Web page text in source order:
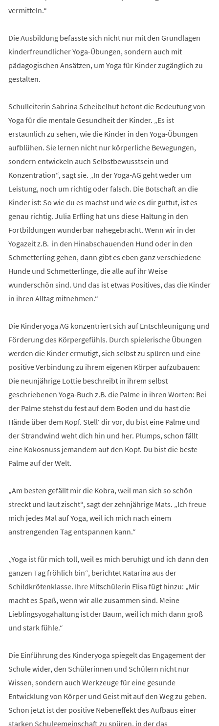
vermitteln.“
Die Ausbildung befasste sich nicht nur mit den Grundlagen
kinderfreundlicher Yoga-Übungen, sondern auch mit
pädagogischen Ansätzen, um Yoga für Kinder zugänglich zu
gestalten.
Schulleiterin Sabrina Scheibelhut betont die Bedeutung von
Yoga für die mentale Gesundheit der Kinder. „Es ist
erstaunlich zu sehen, wie die Kinder in den Yoga-Übungen
aufblühen. Sie lernen nicht nur körperliche Bewegungen,
sondern entwickeln auch Selbstbewusstsein und
Konzentration“, sagt sie. „In der Yoga-AG geht weder um
Leistung, noch um richtig oder falsch. Die Botschaft an die
Kinder ist: So wie du es machst und wie es dir guttut, ist es
genau richtig. Julia Erfling hat uns diese Haltung in den
Fortbildungen wunderbar nahegebracht. Wenn wir in der
Yogazeit z.B. in den Hinabschauenden Hund oder in den
Schmetterling gehen, dann gibt es eben ganz verschiedene
Hunde und Schmetterlinge, die alle auf ihr Weise
wunderschön sind. Und das ist etwas Positives, das die Kinder
in ihren Alltag mitnehmen.“
Die Kinderyoga AG konzentriert sich auf Entschleunigung und
Förderung des Körpergefühls. Durch spielerische Übungen
werden die Kinder ermutigt, sich selbst zu spüren und eine
positive Verbindung zu ihrem eigenen Körper aufzubauen:
Die neunjährige Lottie beschreibt in ihrem selbst
geschriebenen Yoga-Buch z.B. die Palme in ihren Worten: Bei
der Palme stehst du fest auf dem Boden und du hast die
Hände über dem Kopf. Stell‘ dir vor, du bist eine Palme und
der Strandwind weht dich hin und her. Plumps, schon fällt
eine Kokosnuss jemandem auf den Kopf. Du bist die beste
Palme auf der Welt.
„Am besten gefällt mir die Kobra, weil man sich so schön
streckt und laut zischt“, sagt der zehnjährige Mats. „Ich freue
mich jedes Mal auf Yoga, weil ich mich nach einem
anstrengenden Tag entspannen kann.“
„Yoga ist für mich toll, weil es mich beruhigt und ich dann den
ganzen Tag fröhlich bin“, berichtet Katarina aus der
Schildkrötenklasse. Ihre Mitschülerin Elisa fügt hinzu: „Mir
macht es Spaß, wenn wir alle zusammen sind. Meine
Lieblingsyogahaltung ist der Baum, weil ich mich dann groß
und stark fühle.“
Die Einführung des Kinderyoga spiegelt das Engagement der
Schule wider, den Schülerinnen und Schülern nicht nur
Wissen, sondern auch Werkzeuge für eine gesunde
Entwicklung von Körper und Geist mit auf den Weg zu geben.
Schon jetzt ist der positive Nebeneffekt des Aufbaus einer
starken Schulgemeinschaft zu spüren, in der das